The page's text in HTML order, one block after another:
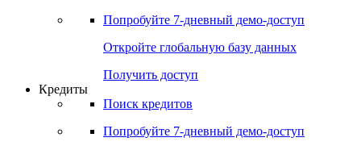
Попробуйте 7-дневный демо-доступ
Откройте глобальную базу данных
Получить доступ
Кредиты
Поиск кредитов
Попробуйте 7-дневный демо-доступ